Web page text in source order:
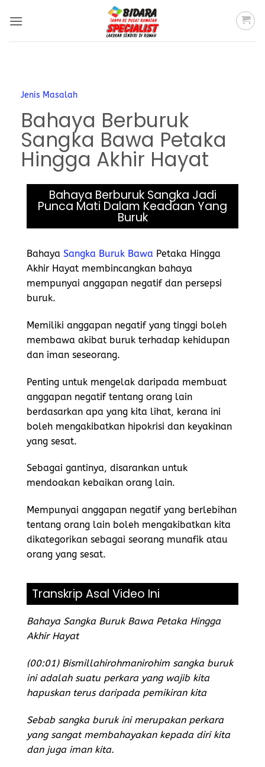
Jenis Masalah
Bahaya Berburuk
Sangka Bawa Petaka
Hingga Akhir Hayat
Bahaya Berburuk Sangka Jadi
Punca Mati Dalam Keadaan Yang
Buruk
Bahaya Sangka Buruk Bawa Petaka Hingga
Akhir Hayat membincangkan bahaya
mempunyai anggapan negatif dan persepsi
buruk.
Memiliki anggapan negatif yang tinggi boleh
membawa akibat buruk terhadap kehidupan
dan iman seseorang.
Penting untuk mengelak daripada membuat
anggapan negatif tentang orang lain
berdasarkan apa yang kita lihat, kerana ini
boleh mengakibatkan hipokrisi dan keyakinan
yang sesat.
Sebagai gantinya, disarankan untuk
mendoakan kebaikan orang lain.
Mempunyai anggapan negatif yang berlebihan
tentang orang lain boleh mengakibatkan kita
dikategorikan sebagai seorang munafik atau
orang yang sesat.
Transkrip Asal Video Ini
Bahaya Sangka Buruk Bawa Petaka Hingga
Akhir Hayat
(00:01) Bismillahirohmanirohim sangka buruk
ini adalah suatu perkara yang wajib kita
hapuskan terus daripada pemikiran kita
Sebab sangka burukini merupakan perkara
yang sangat membahayakan kepada diri kita
dan juga iman kita.